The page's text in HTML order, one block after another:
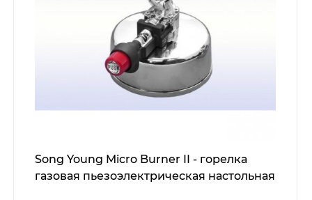
Song Young Micro Burner II - горелка
газовая пьезоэлектрическая настольная